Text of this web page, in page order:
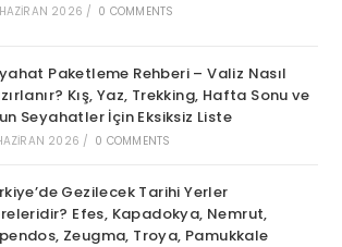
2026 / 0 COMMENTS
Paketleme Rehberi – Valiz Nasıl
Kış, Yaz, Trekking, Hafta Sonu ve
Seyahatler İçin Eksiksiz Liste
2026 / 0 COMMENTS
Gezilecek Tarihi Yerler
Efes, Kapadokya, Nemrut,
Zeugma, Troya, Pamukkale